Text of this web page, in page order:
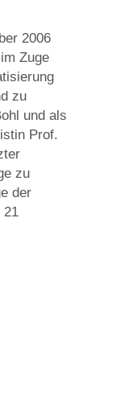
2006
Zuge
zu
und als
Prof.
zu
der
21